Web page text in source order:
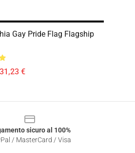
Gay Pride Flag Flagship
€
sicuro al 100%
/ MasterCard / Visa